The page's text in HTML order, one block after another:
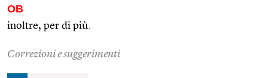
OB
inoltre, per di più.
Correzioni e suggerimenti